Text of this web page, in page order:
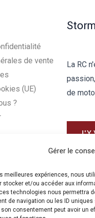
Gérer le
meilleures expériences, nous
stocker et/ou accéder aux
technologies nous permettra
de navigation ou les ID
son consentement peut avoir un
de vente
(UE)
?
La RC
de
J'Y